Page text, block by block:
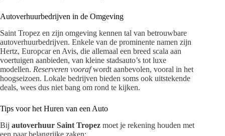
Autoverhuurbedrijven in de Omgeving
Saint Tropez en zijn omgeving kennen tal van betrouwbare
autoverhuurbedrijven. Enkele van de prominente namen zijn
Hertz, Europcar en Avis, die allemaal een breed scala aan
voertuigen aanbieden, van kleine stadsauto’s tot luxe
modellen. Reserveren voorafwordt aanbevolen, vooral in het
hoogseizoen. Lokale bedrijven bieden soms ook uitstekende
deals, wees dus niet bang om rond te kijken.
Tips voor het Huren van een Auto
Bij autoverhuur Saint Tropez moet je rekening houden met
een paar belangrijke zaken: